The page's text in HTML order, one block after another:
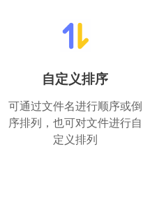
自定义排序
可通过文件名进行顺序或倒
序排列，也可对文件进行自
定义排列